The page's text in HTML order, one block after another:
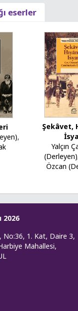
eserler
,
Şekâvet,
Yalçın
(Derleyen)
Özcan
2026
No:36, 1. Kat, Daire 3,
Mahallesi,